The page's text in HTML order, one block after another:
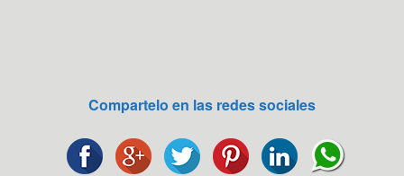
Compartelo en las redes sociales